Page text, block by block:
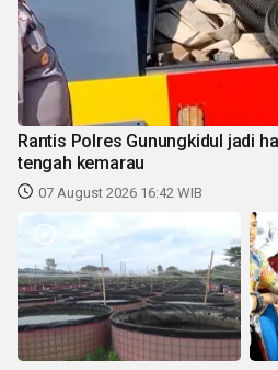
Rantis Polres Gunungkidul jadi
tengah kemarau
07 August 2026 16:42 WIB